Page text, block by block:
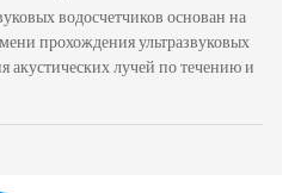
водосчетчиков основан на
прохождения ультразвуковых
акустических лучей по течению и